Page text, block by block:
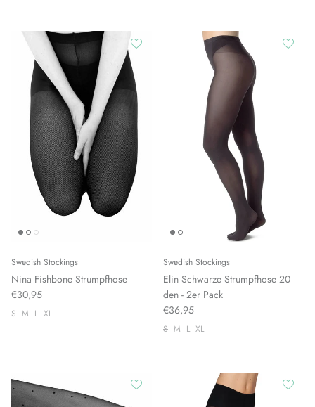
Swedish Stockings
Nina Fishbone Strumpfhose
€30,95
S M L XL
Swedish Stockings
Elin Schwarze Strumpfhose 20
den - 2er Pack
€36,95
S M L XL